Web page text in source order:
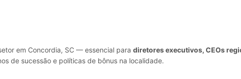
em Concordia, SC — essencial para diretores executivos, CEOs
de sucessão e políticas de bônus na localidade.